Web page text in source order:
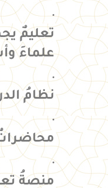
تعليمٌ
علماءَ
نظامُ
منصةُ